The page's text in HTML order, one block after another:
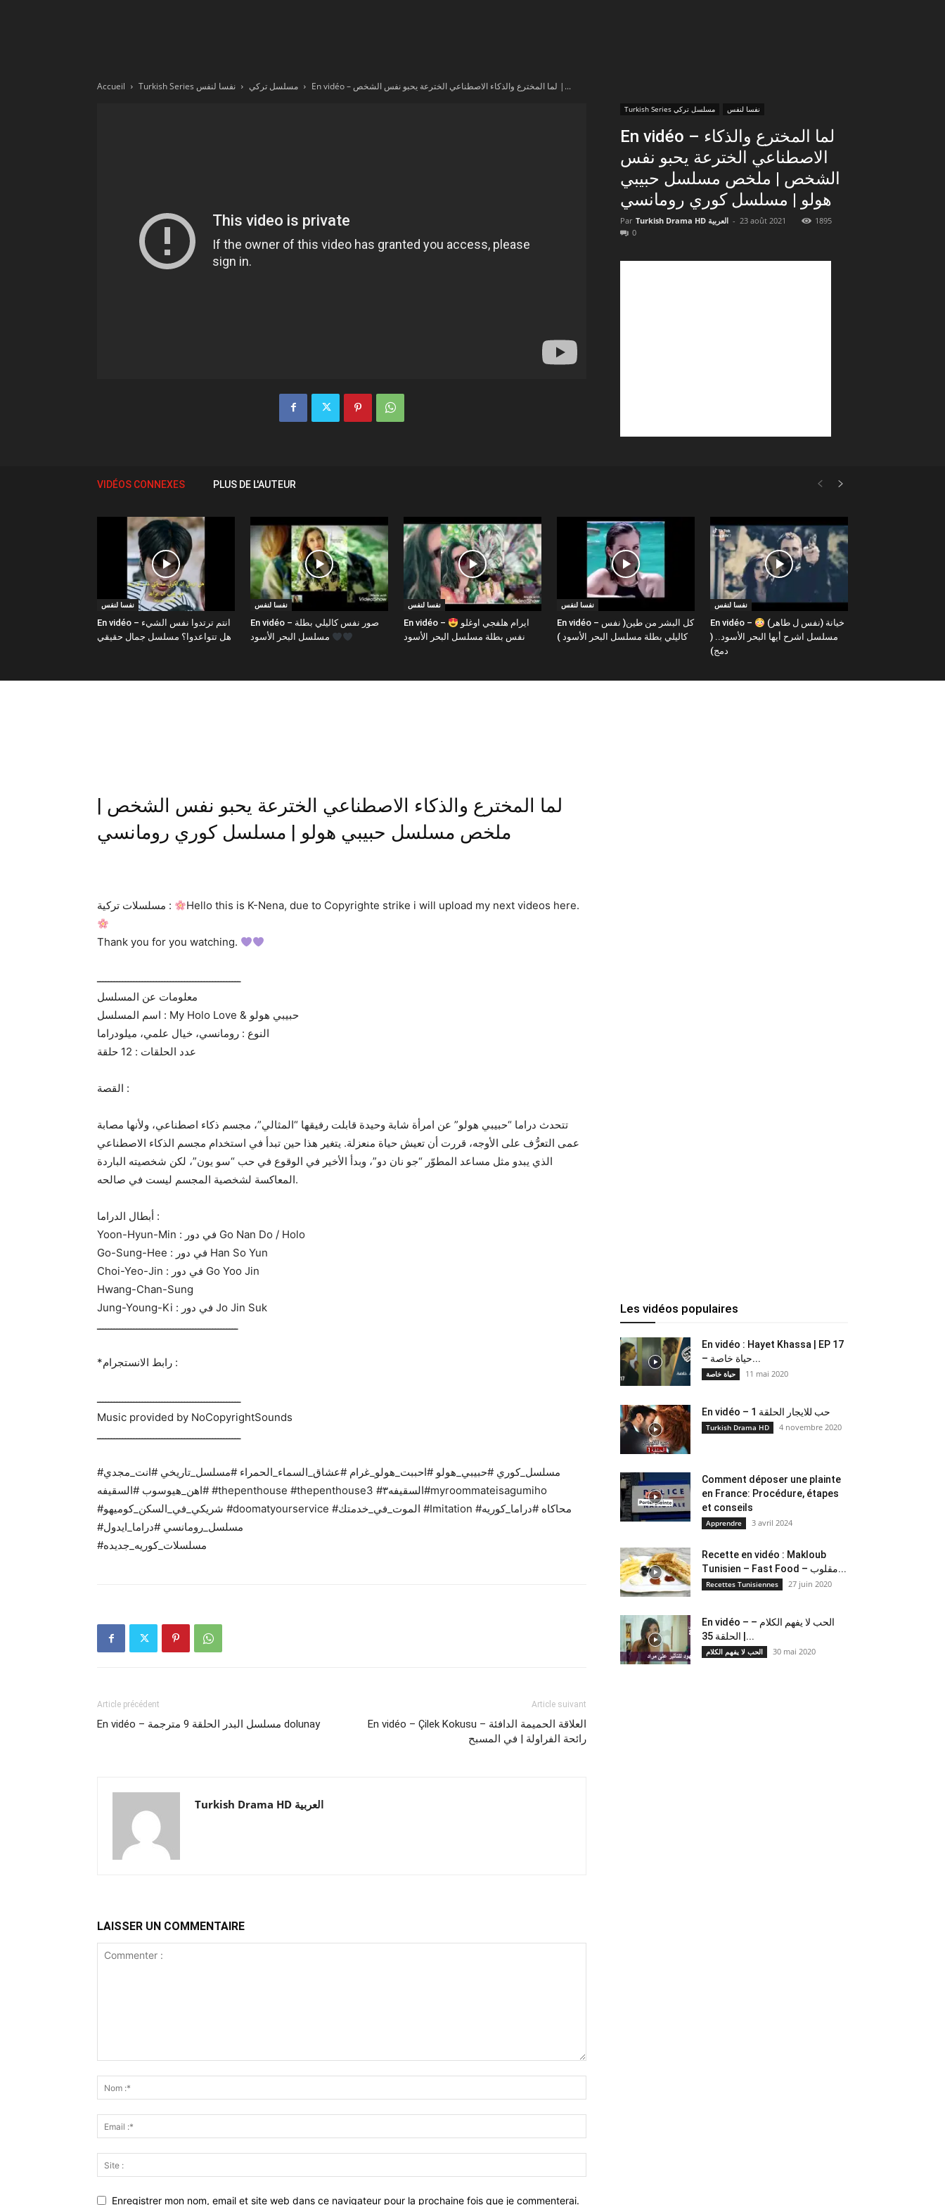
Accueil Turkish Series مسلسل تركي نفسا لنفس En vidéo – لما المخترع والذكاء الاصطناعي الخترعة يحبو نفس الشخص |...
Turkish Series مسلسل تركي نفسا لنفس
En vidéo – لما المخترع والذكاء
الاصطناعي الخترعة يحبو نفس
الشخص | ملخص مسلسل حبيبي
هولو | مسلسل كوري رومانسي
Par Turkish Drama HD العربية - 23 août 2021
1895
0
VIDÉOS CONNEXES PLUS DE L'AUTEUR
نفسا لنفس
En vidéo – انتم ترتدوا نفس الشيء
هل تتواعدوا؟ مسلسل جمال حقيقي
نفسا لنفس
En vidéo – صور نفس كاليلي بطلة
نفسا لنفس
En vidéo – ايرام هلفجي اوغلو
نفس بطلة مسلسل البحر الأسود
نفسا لنفس
En vidéo – كل البشر من طين( نفس
كاليلي بطلة مسلسل البحر الأسود )
نفسا لنفس
En vidéo – خيانة (نفس ل طاهر)
مسلسل اشرح أيها البحر الأسود.. (
دمج)
لما المخترع والذكاء الاصطناعي الخترعة يحبو نفس الشخص |
ملخص مسلسل حبيبي هولو | مسلسل كوري رومانسي
مسلسلات تركية : Hello this is K-Nena, due to Copyrighte strike i will upload my next videos here.
Thank you for you watching.
ـــــــــــــــــــــــــــــــــــــــــــــــــــ
معلومات عن المسلسل
اسم المسلسل : My Holo Love & حبيبي هولو
النوع : رومانسي، خيال علمي، ميلودراما
عدد الحلقات : 12 حلقة
القصة :
تتحدث دراما “حبيبي هولو” عن امرأة شابة وحيدة قابلت رفيقها “المثالي”، مجسم ذكاء اصطناعي، ولأنها مصابة
عمى التعرُّف على الأوجه، قررت أن تعيش حياة منعزلة. يتغير هذا حين تبدأ في استخدام مجسم الذكاء الاصطناعي
الذي يبدو مثل مساعد المطوّر “جو نان دو”، وبدأ الأخير في الوقوع في حب “سو يون”، لكن شخصيته الباردة
المعاكسة لشخصية المجسم ليست في صالحه.
أبطال الدراما :
Yoon-Hyun-Min : في دور Go Nan Do / Holo
Go-Sung-Hee : في دور Han So Yun
Choi-Yeo-Jin : في دور Go Yoo Jin
Hwang-Chan-Sung
Jung-Young-Ki : في دور Jo Jin Suk
ــــــــــــــــــــــــــــــــــــــــــــــــــ
*رابط الانستجرام :
ـــــــــــــــــــــــــــــــــــــــــــــــــــ
Music provided by NoCopyrightSounds
ـــــــــــــــــــــــــــــــــــــــــــــــــــ
#مسلسل_كوري #حبيبي_هولو #احببت_هولو_غرام #عشاق_السماء_الحمراء #مسلسل_تاريخي #انت_مجدي
#اهن_هيوسوب #السقيفه #thepenthouse #thepenthouse3 #السقيفه٣#myroommateisagumiho
#شريكي_في_السكن_كوميهو #doomatyourservice #الموت_في_خدمتك #Imitation #محاكاه #دراما_كوريه
#مسلسل_رومانسي #دراما_ايدول
#مسلسلات_كوريه_جديده
Article précédent
En vidéo – مسلسل البدر الحلقة 9 مترجمة dolunay
Article suivant
En vidéo – Çilek Kokusu – العلاقة الحميمة الدافئة
في المسبح | ‎رائحة الفراولة
Turkish Drama HD العربية
LAISSER UN COMMENTAIRE
Enregistrer mon nom, email et site web dans ce navigateur pour la prochaine fois que je commenterai.
Les vidéos populaires
En vidéo : Hayet Khassa | EP 17
– حياة خاصة...
حياة خاصة 11 mai 2020
En vidéo – حب للايجار الحلقة 1
Turkish Drama HD 4 novembre 2020
Comment déposer une plainte
en France: Procédure, étapes
et conseils
Apprendre 3 avril 2024
Recette en vidéo : Makloub
Tunisien – Fast Food – مقلوب...
Recettes Tunisiennes 27 juin 2020
En vidéo – الحب لا يفهم الكلام –
الحلقة 35 |...
الحب لا يفهم الكلام 30 mai 2020